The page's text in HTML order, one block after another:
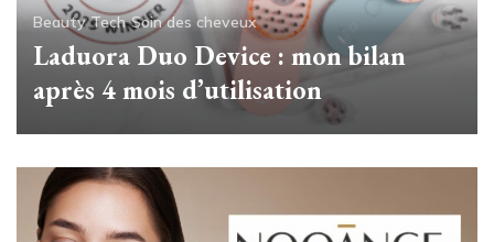
Beauty Tech Soin des cheveux
Laduora Duo Device : mon bilan
après 4 mois d’utilisation